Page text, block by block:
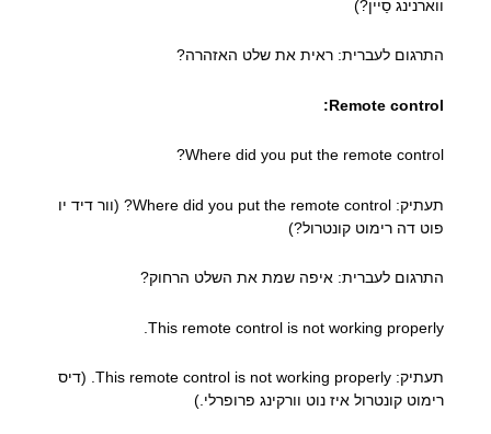
ווארנינג סַיין?)
התרגום לעברית: ראית את שלט האזהרה?
Remote control:
Where did you put the remote control?
תעתיק: Where did you put the remote control? (וור דיד יו
פוט דה רימוט קונטרול?)
התרגום לעברית: איפה שמת את השלט הרחוק?
This remote control is not working properly.
תעתיק: This remote control is not working properly. (דיס
רימוט קונטרול איז נוט וורקינג פרופרלי.)